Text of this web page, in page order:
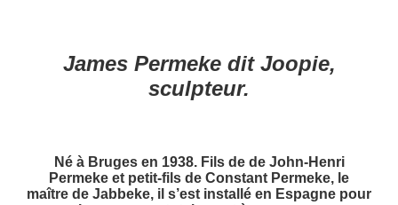
James Permeke dit Joopie,
sculpteur.
Né à Bruges en 1938. Fils de de John-Henri
Permeke et petit-fils de Constant Permeke, le
maître de Jabbeke, il s’est installé en Espagne pour